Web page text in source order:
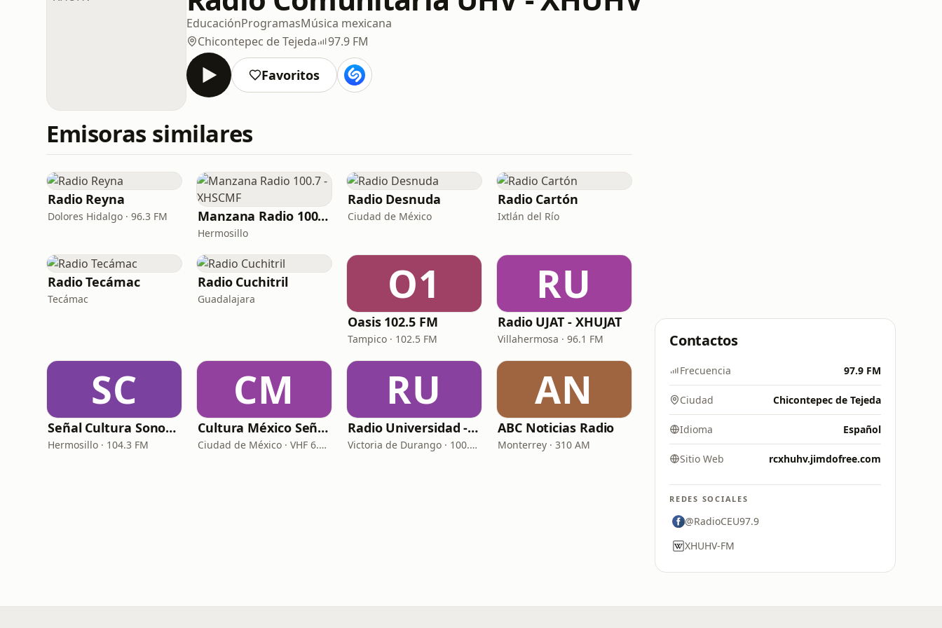
EducaciónProgramasMúsica mexicana
Chicontepec de Tejeda
97.9 FM
Favoritos
Emisoras similares
Radio Reyna
Dolores Hidalgo · 96.3 FM Manzana Radio 100.7 - XHSCMF
Hermosillo
Radio Desnuda
Ciudad de México
Radio Cartón
Ixtlán del Río
Radio Tecámac
Tecámac
Radio Cuchitril
Guadalajara O1
Oasis 102.5 FM
Tampico · 102.5 FM
RU
Radio UJAT - XHUJAT
Villahermosa · 96.1 FM
SC
Señal Cultura Sonora - XHFLO
Hermosillo · 104.3 FM
CM
Cultura México Señal Internacional - XEPPM-OC
Ciudad de México · VHF 6.185
RU
Radio Universidad - XHHD
Victoria de Durango · 100.5 FM
AN
ABC Noticias Radio
Monterrey · 310 AM
Contactos
Frecuencia 97.9 FM
Ciudad Chicontepec de Tejeda
Idioma Español
Sitio Web rcxhuhv.jimdofree.com
REDES SOCIALES
@RadioCEU97.9
XHUHV-FM